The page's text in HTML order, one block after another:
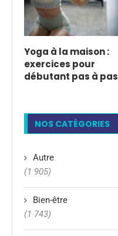
Yoga à la maison :
exercices pour
débutant pas à pas
NOS CATÉGORIES
Autre
(1 905)
Bien-être
(1 743)